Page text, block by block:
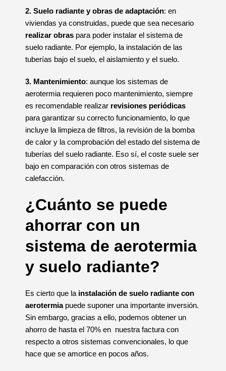
2. Suelo radiante y obras de adaptación: en
viviendas ya construidas, puede que sea necesario
realizar obras para poder instalar el sistema de
suelo radiante. Por ejemplo, la instalación de las
tuberías bajo el suelo, el aislamiento y el suelo.
3. Mantenimiento: aunque los sistemas de
aerotermia requieren poco mantenimiento, siempre
es recomendable realizar revisiones periódicas
para garantizar su correcto funcionamiento, lo que
incluye la limpieza de filtros, la revisión de la bomba
de calor y la comprobación del estado del sistema de
tuberías del suelo radiante. Eso sí, el coste suele ser
bajo en comparación con otros sistemas de
calefacción.
¿Cuánto se puede
ahorrar con un
sistema de aerotermia
y suelo radiante?
Es cierto que la instalación de suelo radiante con
aerotermiapuede suponer una importante inversión.
Sin embargo, gracias a ello, podemos obtener un
ahorro de hasta el 70% en nuestra factura con
respecto a otros sistemas convencionales, lo que
hace que se amortice en pocos años.